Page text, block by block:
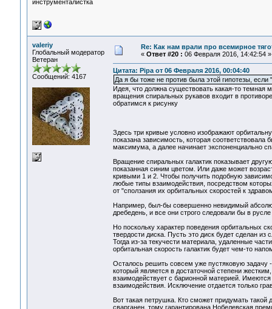
инструменталистка
valeriy
Глобальный модератор
Ветеран
Сообщений: 4167
Re: Как нам врали про всемирное
« Ответ #20 : 06 Февраля 2016, 14:42:54 »
Цитата: Pipa от 06 Февраля 2016, 00:04:40
Да я бы тоже не против была этой гипотезы,
Идея, что должна существовать какая-то темная
вращения спиральных рукавов входит в
обратимся к рисунку
Здесь три кривые условно изображают
показана зависимость, которая соответствовала
максимума, а далее начинает экспоненциально
Вращение спиральных галактик показывает
показанная синим цветом. Или даже может
кривыми 1 и 2. Чтобы получить подобную
любые типы взаимодействия, посредством
от "сползания их орбитальных скоростей к
Например, был-бы совершенно невидимый
дребедень, и все они строго следовали бы в
Но поскольку характер поведения орбитальных
твердости диска. Пусть это диск будет сделан из
Тогда из-за текучести материала, удаленные
орбитальная скорость галактик будет чем-то
Осталось решить совсем уже пустяковую задачу
который является в достаточной степени
взаимодействует с барионной материей.
взаимодействия. Исключение отдается только
Вот такая петрушка. Кто сможет придумать
сварганен, тому гарантирована Нобелевская